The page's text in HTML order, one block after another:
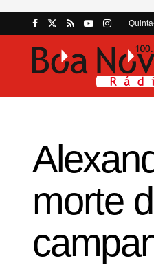
morte